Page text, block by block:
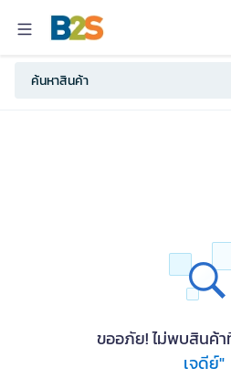
ขออภัย! ไม่พบสินค้
เจดีย์"